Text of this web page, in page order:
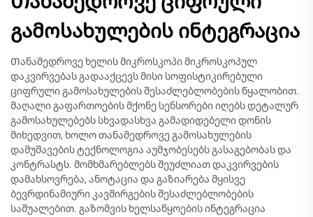
გამოსახულების ინტეგრაცია
Თანამედროვე ხელის მიკროსკოპი მიკროსკოპულ
დაკვირვებას გადააქცევს მისი სოფისტიკირებული
ციფრული გამოსახულების შესაძლებლობების წყალობით.
მაღალი გაფართოების მქონე სენსორები იღებს დეტალურ
გამოსახულებებს სხვადასხვა გამადიდებელი დონის
მიხედვით, ხოლო თანამედროვე გამოსახულების
დამუშავების ტექნოლოგია აუმჯობესებს გასაგებობას და
კონტრასტს. მომხმარებლებს შეუძლიათ დაკვირვების
დამახსოვრება, ანოტაცია და გაზიარება მყისვე
ბევრდინამიური კავშირგების შესაძლებლობების
საშუალებით. გაზომვის ხელსაწყოების ინტეგრაცია